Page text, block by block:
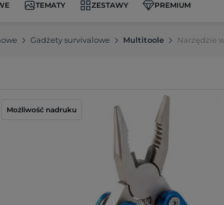
TEMATY ZESTAWY PREMIUM
Gadżety survivalowe Multitoole Narzędzie
Możliwość nadruku